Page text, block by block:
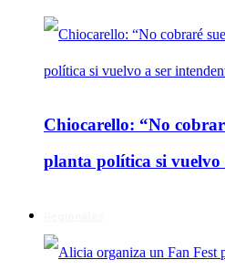
Chiocarello: “No
planta política si vuelvo